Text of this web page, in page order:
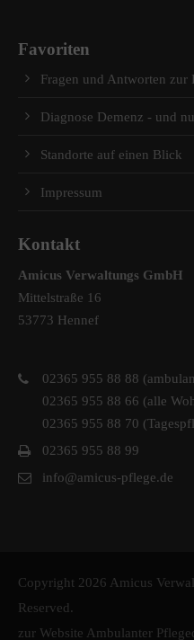
Favoriten
Fragen und Antworten zur
Diagnose Demenz - und
Standorte auf einen Blick
Impressum
Kontakt
Amicus Verwaltungs GmbH
Mittelstraße 16
53773 Hennef
02365 955 88 88
02365 955 88 66 (alle
02365 955 88 70
02365 955 88 99
info@amicus-pflege.de
Copyright 2026 Amicus
Reserved.
zur Website Ambulanter